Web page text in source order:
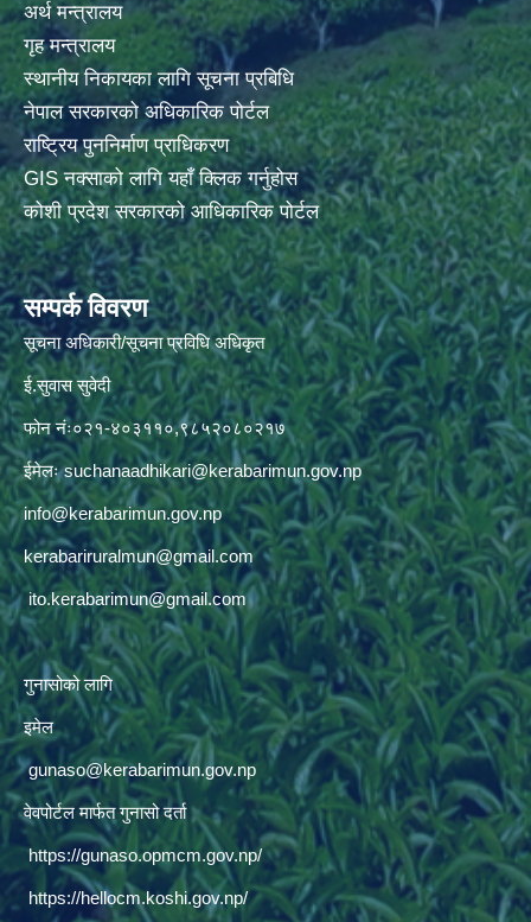
अर्थ मन्त्रालय
गृह मन्त्रालय
स्थानीय निकायका लागि सूचना प्रबिधि
नेपाल सरकारको अधिकारिक पोर्टल
राष्ट्रिय पुननिर्माण प्राधिकरण
GIS नक्साको लागि यहाँ क्लिक गर्नुहोस
कोशी प्रदेश सरकारको आधिकारिक पोर्टल
सम्पर्क विवरण
सूचना अधिकारी/सूचना प्रविधि अधिकृत
ई.सुवास सुवेदी
फोन नंः०२१-४०३११०,९८५२०८०२१७
ईमेलःsuchanaadhikari@kerabarimun.gov.np
info@kerabarimun.gov.np
kerabariruralmun@gmail.com
ito.kerabarimun@gmail.com
गुनासोको लागि
इमेल
gunaso@kerabarimun.gov.np
वेवपोर्टल मार्फत गुनासो दर्ता
https://gunaso.opmcm.gov.np/
https://hellocm.koshi.gov.np/